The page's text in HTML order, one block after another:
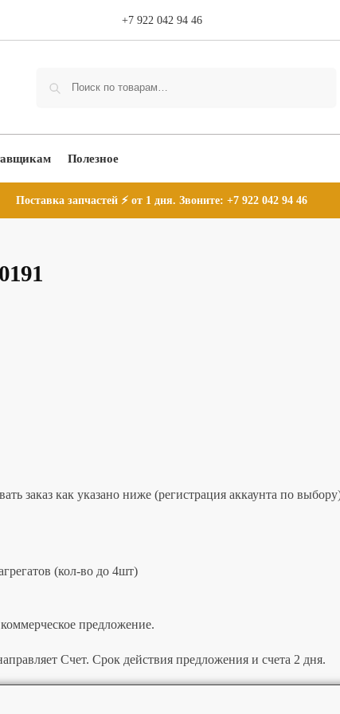
+7 922 042 94 46
Полезное
Поставка запчастей ⚡ от 1 дня. Звоните: +7 922 042 94 46
заказ как указано ниже (регистрация аккаунта по
(кол-во до 4шт)
предложение.
Счет. Срок действия предложения и счета 2 дня.